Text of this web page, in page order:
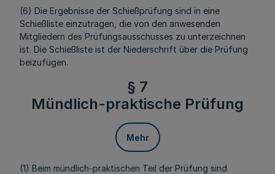
(6) Die Ergebnisse der Schießprüfung sind in eine
Schießliste einzutragen, die von den anwesenden
Mitgliedern des Prüfungsausschusses zu unterzeichnen
ist. Die Schießliste ist der Niederschrift über die Prüfung
beizufügen.
§ 7
Mündlich-praktische Prüfung
Mehr
(1) Beim mündlich-praktischen Teil der Prüfung sind